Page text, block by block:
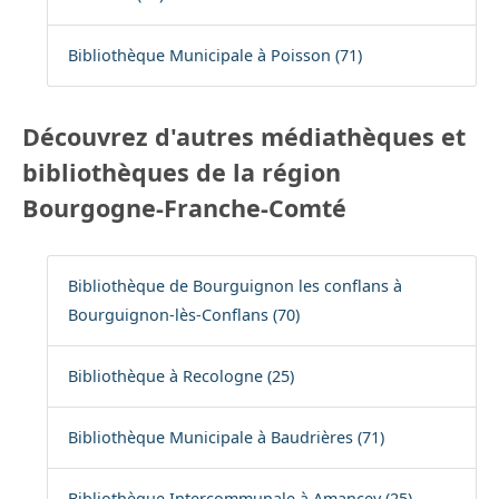
Bibliothèque Municipale à Poisson (71)
Découvrez d'autres médiathèques et
bibliothèques de la région
Bourgogne-Franche-Comté
Bibliothèque de Bourguignon les conflans à
Bourguignon-lès-Conflans (70)
Bibliothèque à Recologne (25)
Bibliothèque Municipale à Baudrières (71)